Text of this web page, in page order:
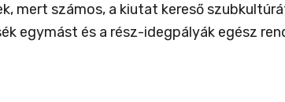
számos, a kiutat kereső
egymást és a rész-idegpályák egész